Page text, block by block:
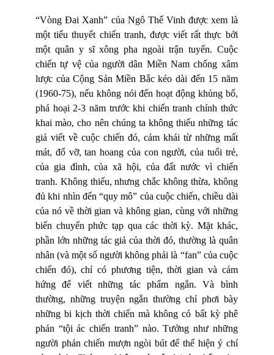
“Vòng Đai Xanh” của Ngô Thế Vinh được xem là
một tiểu thuyết chiến tranh, được viết rất thực bởi
một quân y sĩ xông pha ngoài trận tuyến. Cuộc
chiến tự vệ của người dân Miền Nam chống xâm
lược của Cộng Sản Miền Bắc kéo dài đến 15 năm
(1960-75), nếu không nói đến hoạt động khủng bố,
phá hoại 2-3 năm trước khi chiến tranh chính thức
khai mào, cho nên chúng ta không thiếu những tác
giả viết về cuộc chiến đó, cảm khái từ những mất
mát, đổ vỡ, tan hoang của con người, của tuổi trẻ,
của gia đình, của xã hội, của đất nước vì chiến
tranh. Không thiếu, nhưng chắc không thừa, không
đủ khi nhìn đến “quy mô” của cuộc chiến, chiều dài
của nó về thời gian và không gian, cùng với những
biến chuyển phức tạp qua các thời kỳ. Mặt khác,
phần lớn những tác giả của thời đó, thường là quân
nhân (và một số người không phải là “fan” của cuộc
chiến đó), chỉ có phương tiện, thời gian và cảm
hứng để viết những tác phẩm ngắn. Và bình
thường, những truyện ngắn thường chỉ phơi bày
những bi kịch thời chiến mà không có bất kỳ phê
phán “tội ác chiến tranh” nào. Tưởng như những
người phản chiến mượn ngòi bút để thể hiện ý chí